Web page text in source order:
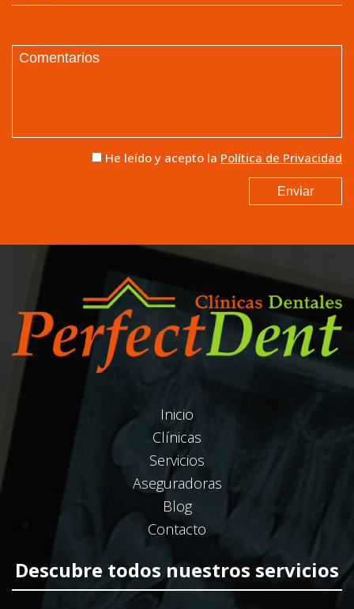
He leído y acepto la Política de Privacidad
Inicio
Clínicas
Servicios
Aseguradoras
Blog
Contacto
Descubre todos nuestros servicios